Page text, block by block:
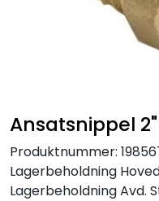
Ansatsnippel 2"
Produktnummer:
Lagerbeholdning
LagerbeholdningAvd.